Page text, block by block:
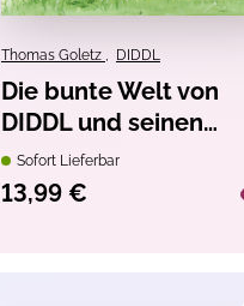
Thomas Goletz , DIDDL
Die bunte Welt von
DIDDL und seinen
Freunden - 30
Ausmalposter
Sofort Lieferbar
13,99 €